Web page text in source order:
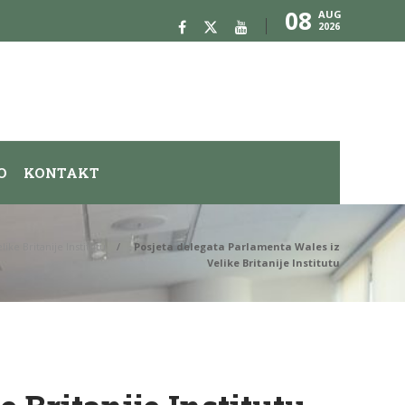
08 AUG
2026
KONTAKT
Britanije Institutu
Posjeta delegata Parlamenta Wales iz
Velike Britanije Institutu